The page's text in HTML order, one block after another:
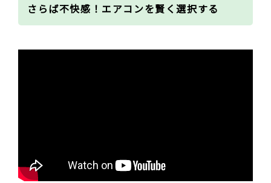
さらば不快感！エアコンを賢く選択する